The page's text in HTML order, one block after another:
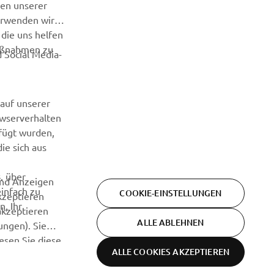
Lesen Sie unsere Datenschutzrichtlinie, um zu erfahren, wie wir
DatenschutzerklärungCookiesund
Konditionen
unserer
wir
uns helfen
zu
Media-
unserer
wurden,
sich aus
über
zu
Ihr
Anzeigen
Sie
Sie diese
COOKIE-EINSTELLUNGEN
ALLE ABLEHNEN
ALLE COOKIES AKZEPTIEREN